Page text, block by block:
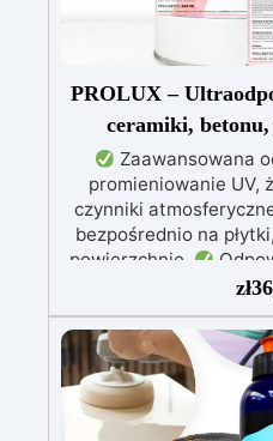
PROLUX –
ceramiki,
Zaawansowana
promieniowanie UV,
czynniki
bezpośrednio na
powierzchnie.
intensywnie
formuła, idealna do
najwyższej
personalizowane
kolorystyce RAL lub
połysku. Kryjąca już
Uniwersalna:
zł